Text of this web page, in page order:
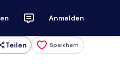
Anmelden
Teilen Speichern